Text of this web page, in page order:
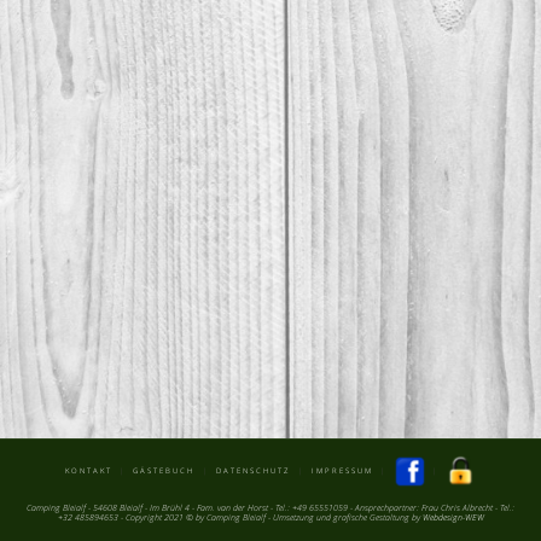
KONTAKT GÄSTEBUCH DATENSCHUTZ IMPRESSUM
Camping Bleialf - 54608 Bleialf - Im Brühl 4 - Fam. van der Horst - Tel.: +49 65551059 - Ansprechpartner: Frau Chris Albrecht - Tel.:
+32 485894653 - Copyright 2021 © by Camping Bleialf - Umsetzung und grafische Gestaltung byWebdesign-WEW